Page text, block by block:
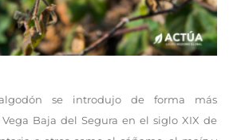
se introdujo de forma más
Baja del Segura en el siglo XIX de